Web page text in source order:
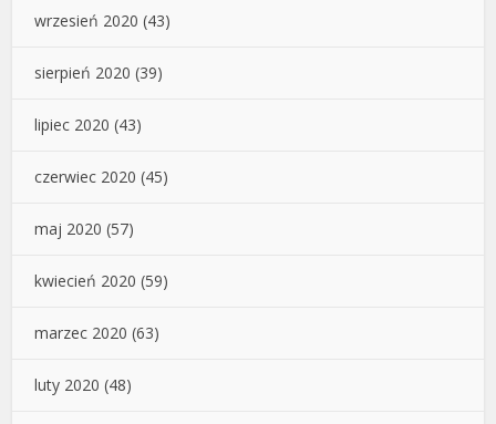
wrzesień 2020 (43)
sierpień 2020 (39)
lipiec 2020 (43)
czerwiec 2020 (45)
maj 2020 (57)
kwiecień 2020 (59)
marzec 2020 (63)
luty 2020 (48)